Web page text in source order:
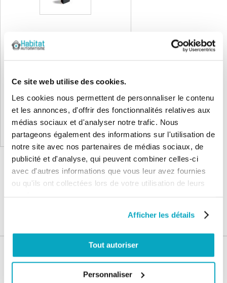
Ce site web utilise des cookies.
Les cookies nous permettent de personnaliser le contenu
et les annonces, d'offrir des fonctionnalités relatives aux
médias sociaux et d'analyser notre trafic. Nous
partageons également des informations sur l'utilisation de
notre site avec nos partenaires de médias sociaux, de
publicité et d'analyse, qui peuvent combiner celles-ci
avec d'autres informations que vous leur avez fournies
ou qu'ils ont collectées lors de votre utilisation de leurs
Afficher les détails
Tout autoriser
Personnaliser
NICE X-BAR Barriere levante 3m
0,00 €
Non disponible
Nos services
Paiement en